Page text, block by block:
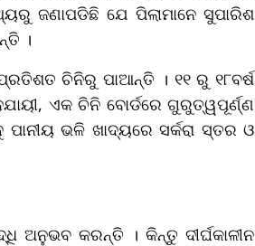
ଜଣାପଡିଛି ଯେ ପିଲାମାନେ ସୁପାରିଶ
।
ଚିନିରୁ ପାଆନ୍ତି । ୧୧ ରୁ ୧୮ବର୍ଷ
ଏକ ଚିନି ବୋର୍ଡରେ ଗୁରୁତ୍ୱପୂର୍ଣ୍ଣ
ଭଳି ଖାଦ୍ୟରେ ସର୍କରା ସ୍ତର ଓ
ଅନୁଭବ କରନ୍ତି । କିନ୍ତୁ ଦୀର୍ଘକାଳୀନ